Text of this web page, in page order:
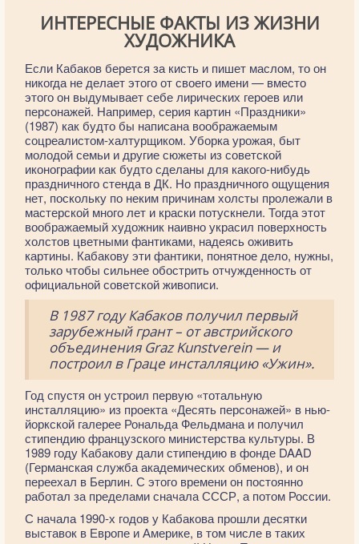
ИНТЕРЕСНЫЕ ФАКТЫ ИЗ ЖИЗНИ
ХУДОЖНИКА
Если Кабаков берется за кисть и пишет маслом, то он
никогда не делает этого от своего имени — вместо
этого он выдумывает себе лирических героев или
персонажей. Например, серия картин «Праздники»
(1987) как будто бы написана воображаемым
соцреалистом-халтурщиком. Уборка урожая, быт
молодой семьи и другие сюжеты из советской
иконографии как будто сделаны для какого-нибудь
праздничного стенда в ДК. Но праздничного ощущения
нет, поскольку по неким причинам холсты пролежали в
мастерской много лет и краски потускнели. Тогда этот
воображаемый художник наивно украсил поверхность
холстов цветными фантиками, надеясь оживить
картины. Кабакову эти фантики, понятное дело, нужны,
только чтобы сильнее обострить отчужденность от
официальной советской живописи.
В 1987 году Кабаков получил первый
зарубежный грант – от австрийского
объединения Graz Kunstverein — и
построил в Граце инсталляцию «Ужин».
Год спустя он устроил первую «тотальную
инсталляцию» из проекта «Десять персонажей» в нью-
йоркской галерее Рональда Фельдмана и получил
стипендию французского министерства культуры. В
1989 году Кабакову дали стипендию в фонде DAAD
(Германская служба академических обменов), и он
переехал в Берлин. С этого времени он постоянно
работал за пределами сначала СССР, а потом России.
С начала 1990-х годов у Кабакова прошли десятки
выставок в Европе и Америке, в том числе в таких